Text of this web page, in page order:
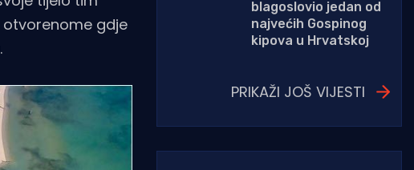
otvorenome gdje
blagoslovio jedan od
najvećih Gospinog
kipova u Hrvatskoj
PRIKAŽI JOŠ VIJESTI